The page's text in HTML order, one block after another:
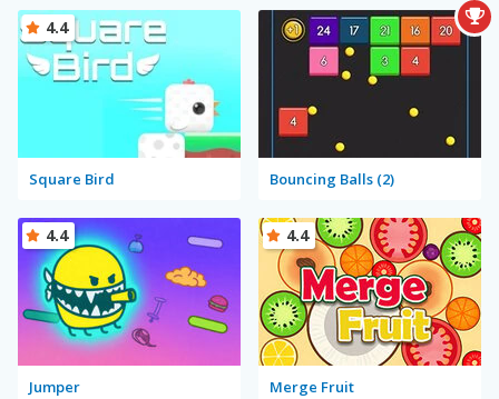
Square Bird
4.4
Bouncing Balls (2)
Jumper
4.4
Merge Fruit
4.4